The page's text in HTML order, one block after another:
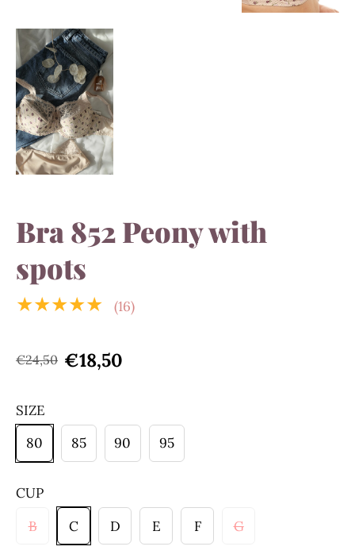
Bra 852 Peony with
spots
★★★★★ (16)
€24,50 €18,50
SIZE
80
85 90 95
CUP
B
C D E F G